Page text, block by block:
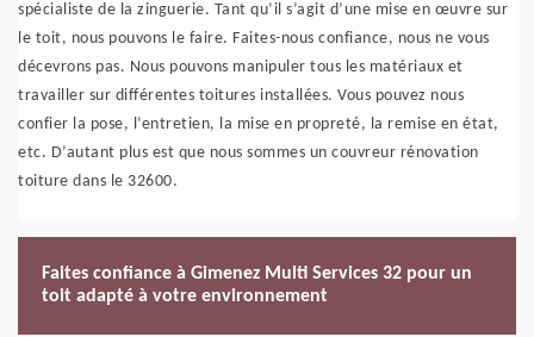
spécialiste de la zinguerie. Tant qu’il s’agit d’une mise en œuvre sur
le toit, nous pouvons le faire. Faites-nous confiance, nous ne vous
décevrons pas. Nous pouvons manipuler tous les matériaux et
travailler sur différentes toitures installées. Vous pouvez nous
confier la pose, l’entretien, la mise en propreté, la remise en état,
etc. D’autant plus est que nous sommes un couvreur rénovation
toiture dans le 32600.
Faites confiance à Gimenez Multi Services 32 pour un
toit adapté à votre environnement